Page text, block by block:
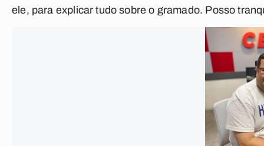
ele, para explicar tudo sobre o gramado. Posso